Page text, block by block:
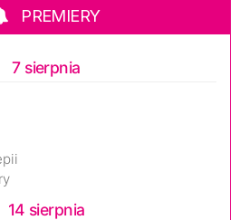
PREMIERY
7 sierpnia
14 sierpnia